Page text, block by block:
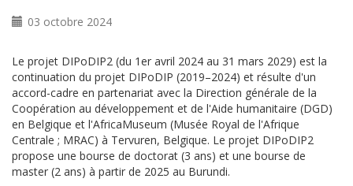
03 octobre 2024
Le projet DIPoDIP2 (du 1er avril 2024 au 31 mars 2029) est la
continuation du projet DIPoDIP (2019–2024) et résulte d'un
accord-cadre en partenariat avec la Direction générale de la
Coopération au développement et de l'Aide humanitaire (DGD)
en Belgique et l'AfricaMuseum (Musée Royal de l'Afrique
Centrale ; MRAC) à Tervuren, Belgique. Le projet DIPoDIP2
propose une bourse de doctorat (3 ans) et une bourse de
master (2 ans) à partir de 2025 au Burundi.